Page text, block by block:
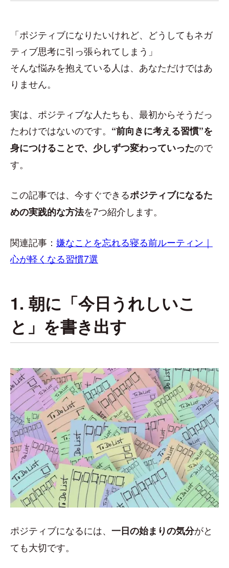
「ポジティブになりたいけれど、どうしてもネガ
ティブ思考に引っ張られてしまう」
そんな悩みを抱えている人は、あなただけではあ
りません。
実は、ポジティブな人たちも、最初からそうだっ
たわけではないのです。 “前向きに考える習慣”を
身につけることで、少しずつ変わっていったので
す。
この記事では、今すぐできるポジティブになるた
めの実践的な方法を7つ紹介します。
関連記事： 嫌なことを忘れる寝る前ルーティン｜
心が軽くなる習慣7選
1. 朝に「今日うれしいこ
と」を書き出す
ポジティブになるには、 一日の始まりの気分がと
ても大切です。